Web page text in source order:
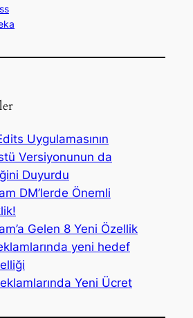
Uygulamasının
Versiyonunun da
Duyurdu
DM’lerde Önemli
Gelen 8 Yeni Özellik
yeni hedef
Yeni Ücret